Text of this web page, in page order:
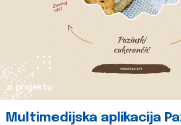
o projektu
Multimedijska aplikacija